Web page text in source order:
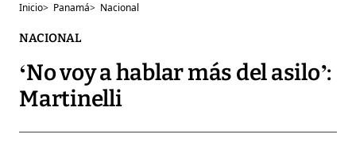
Inicio> Panamá> Nacional
NACIONAL
‘No voy a hablar más del asilo’:
Martinelli